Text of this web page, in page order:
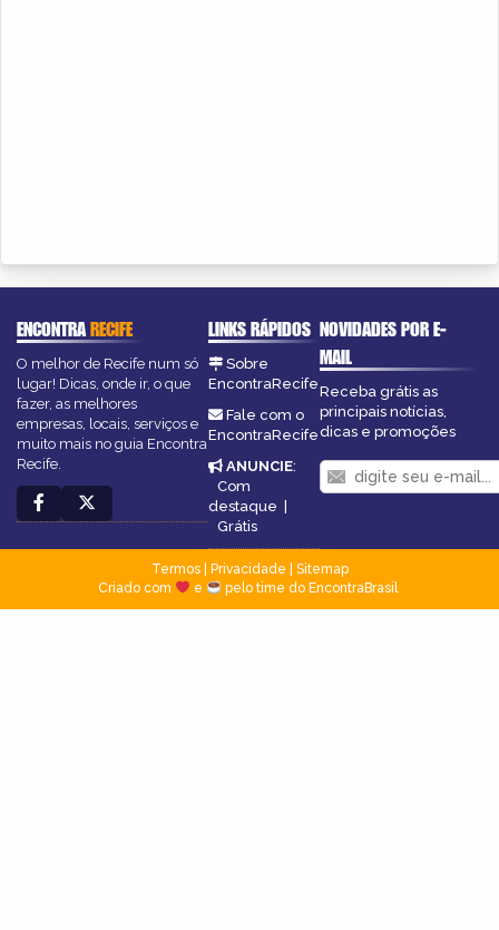
ENCONTRARECIFE
O melhor de Recife num só
lugar! Dicas, onde ir, o que
fazer, as melhores
empresas, locais, serviços e
muito mais no guia Encontra
Recife.
LINKS RÁPIDOS
Sobre
EncontraRecife
Fale com o
EncontraRecife
ANUNCIE:
Com
destaque
Grátis
NOVIDADES POR E-
MAIL
Receba grátis as
principais notícias,
dicas e promoções
Termos| Privacidade
Sitemap
Criado com
e pelo time do EncontraBrasil